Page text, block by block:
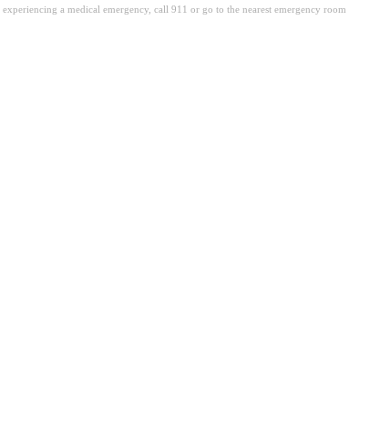
a medical emergency, call 911 or go to the nearest emergency room